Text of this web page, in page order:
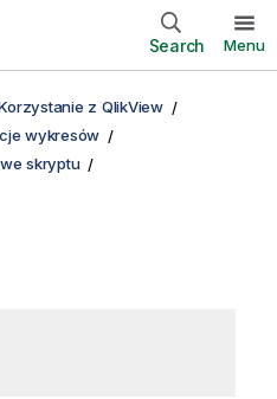
Search Menu
z QlikView
wykresów
skryptu